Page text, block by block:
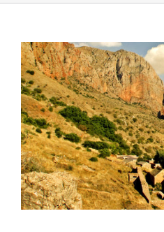
View
Larger
Image